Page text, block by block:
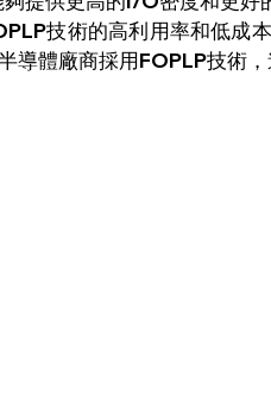
技術的高利用率和低成
導體廠商採用FOPLP技術，